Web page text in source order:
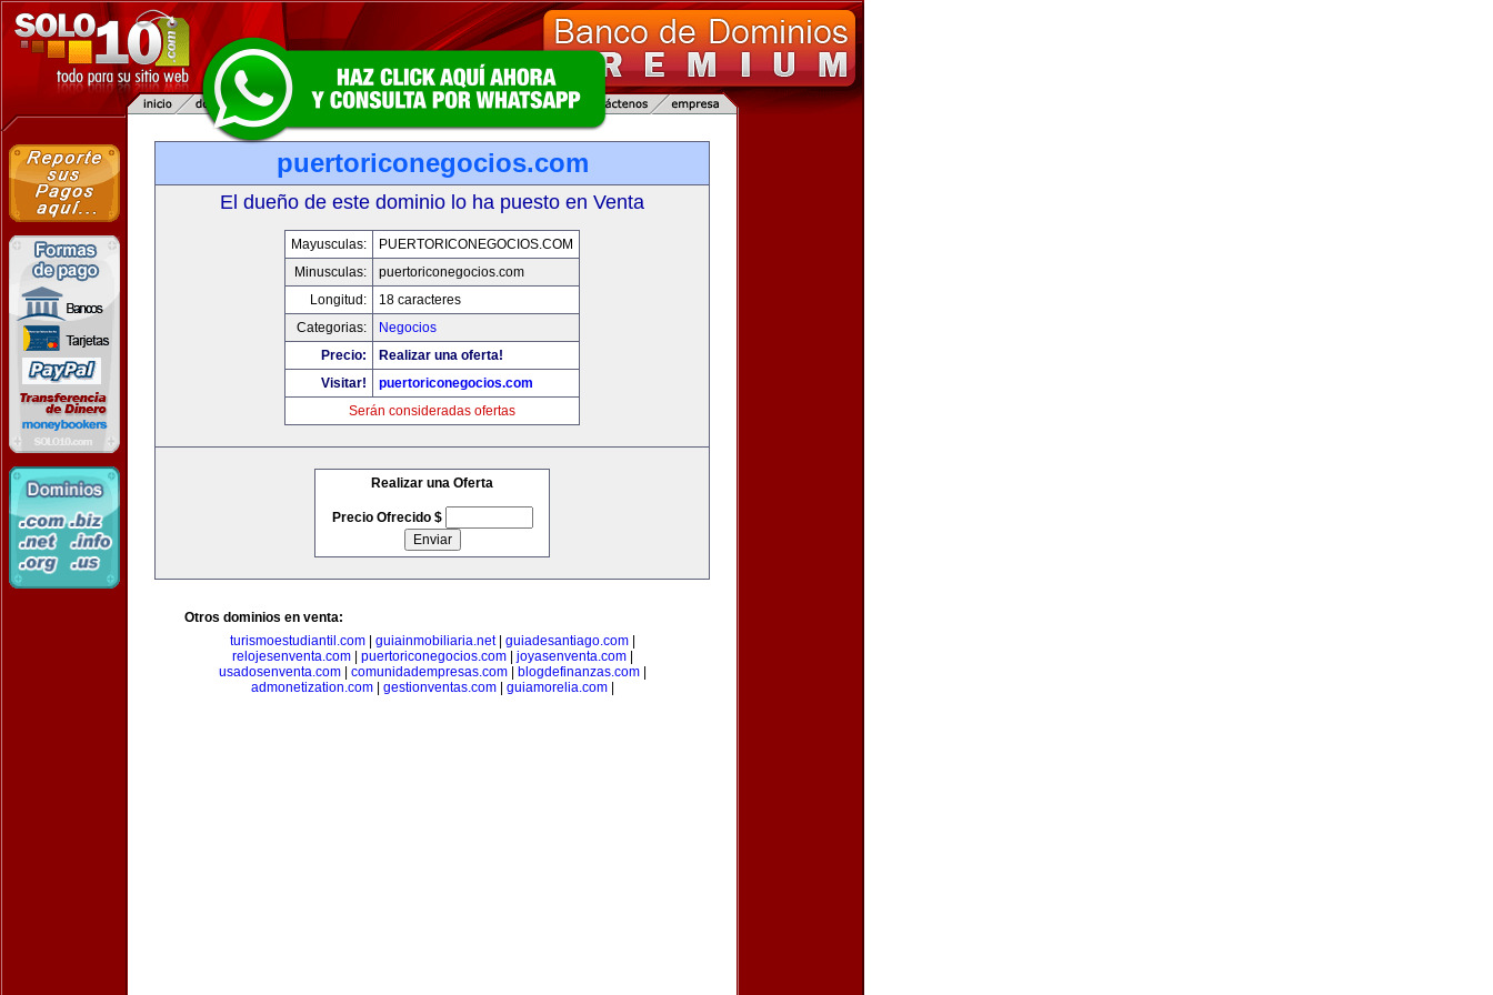
puertoriconegocios.com
El dueño de este dominio lo ha puesto en Venta
Mayusculas:
PUERTORICONEGOCIOS.COM
Minusculas:
puertoriconegocios.com
Longitud:
18 caracteres
Categorias:
Negocios
Precio:
Realizar una oferta!
Visitar!
puertoriconegocios.com
Serán consideradas ofertas
Realizar una Oferta
Precio Ofrecido $
Otros dominios en venta:
turismoestudiantil.com| guiainmobiliaria.net| guiadesantiago.com|
relojesenventa.com| puertoriconegocios.com| joyasenventa.com|
usadosenventa.com| comunidadempresas.com| blogdefinanzas.com|
admonetization.com| gestionventas.com| guiamorelia.com|